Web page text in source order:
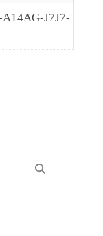
A14AG-J7J7-